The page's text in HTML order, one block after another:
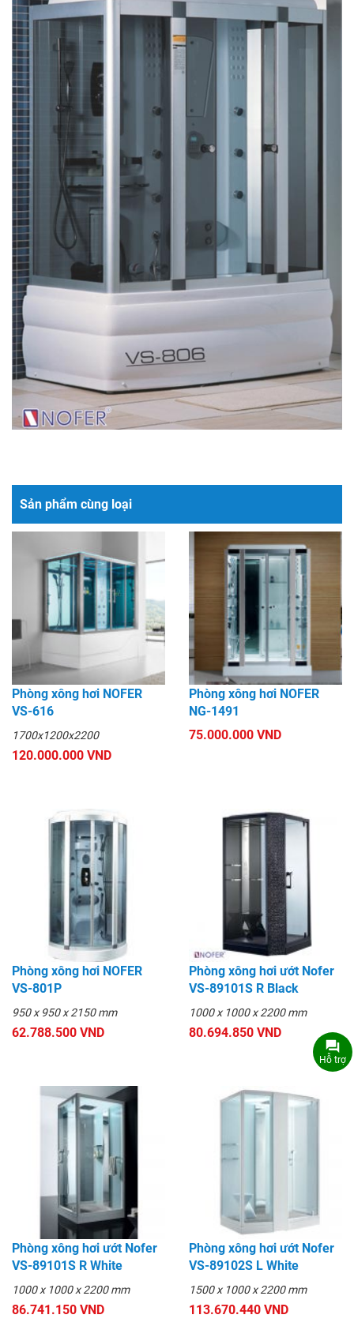
Sản phẩm cùng loại
Phòng xông hơi NOFER
VS-616
1700x1200x2200
120.000.000 VND
Phòng xông hơi NOFER
NG-1491
75.000.000 VND
Phòng xông hơi NOFER
VS-801P
950 x 950 x 2150 mm
62.788.500 VND
Phòng xông hơi ướt Nofer
VS-89101S R Black
1000 x 1000 x 2200 mm
80.694.850 VND
Phòng xông hơi ướt Nofer
VS-89101S R White
1000 x 1000 x 2200 mm
86.741.150 VND
Phòng xông hơi ướt Nofer
VS-89102S L White
1500 x 1000 x 2200 mm
113.670.440 VND
Hỗ trợ